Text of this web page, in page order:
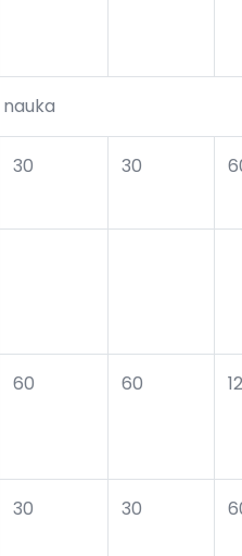
30 30
60 60
30 30